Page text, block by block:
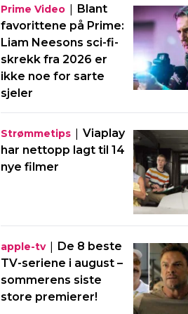
Prime Video| Blant
favorittene på Prime:
Liam Neesons sci-fi-
skrekk fra 2026 er
ikke noe for sarte
sjeler
Strømmetips| Viaplay
har nettopp lagt til 14
nye filmer
apple-tv| De 8 beste
TV-seriene i august –
sommerens siste
store premierer!